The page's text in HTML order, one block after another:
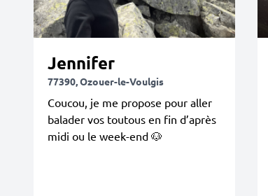
Jennifer
77390, Ozouer-le-Voulgis
Coucou, je me propose pour aller
balader vos toutous en fin d’après
midi ou le week-end 🐶